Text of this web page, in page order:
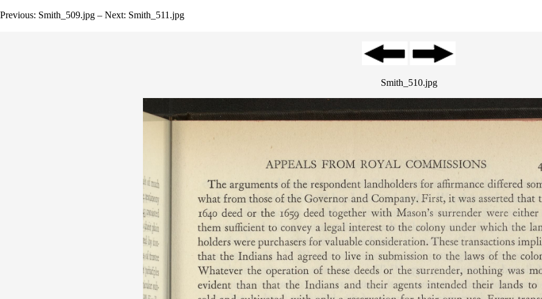
Previous: Smith_509.jpg – Next: Smith_511.jpg
Smith_510.jpg